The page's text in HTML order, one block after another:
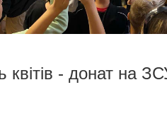
квітів - донат на